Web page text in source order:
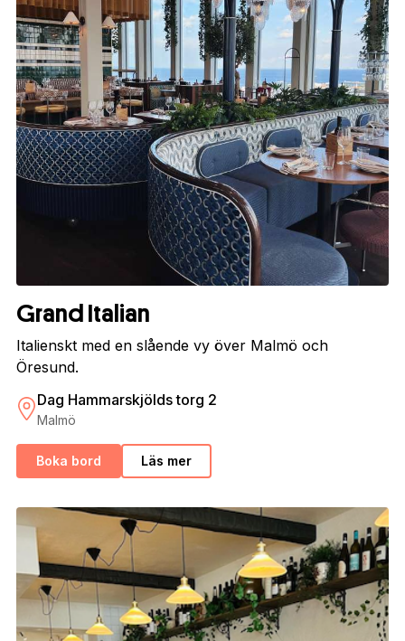
Grand Italian
Italienskt med en slående vy över Malmö och
Öresund.
Dag Hammarskjölds torg 2
Malmö
Boka bord Läs mer